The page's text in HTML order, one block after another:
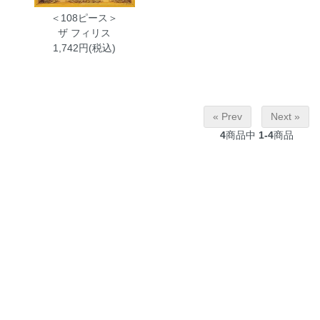
＜108ピース＞
ザ フィリス
1,742円(税込)
« Prev
Next »
4商品中 1-4商品